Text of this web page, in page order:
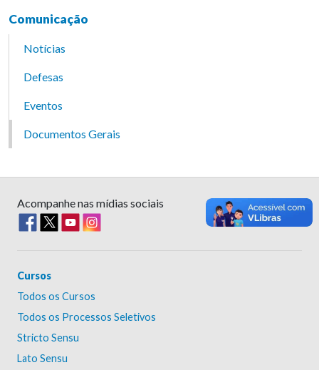
Comunicação
Notícias
Defesas
Eventos
Documentos Gerais
Acompanhe nas mídias sociais
Cursos
Todos os Cursos
Todos os Processos Seletivos
Stricto Sensu
Lato Sensu